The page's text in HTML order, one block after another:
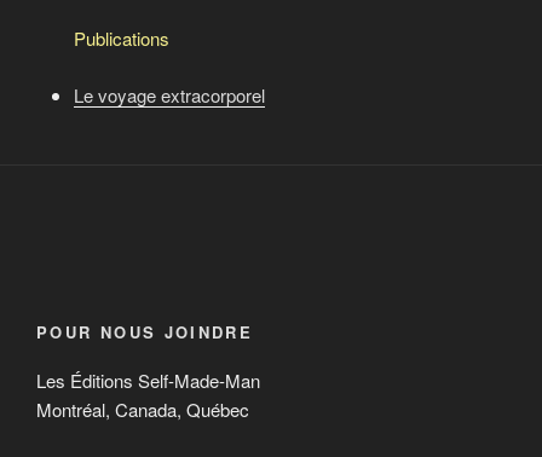
Publications
Le voyage extracorporel
POUR NOUS JOINDRE
Les Éditions Self-Made-Man
Montréal, Canada, Québec